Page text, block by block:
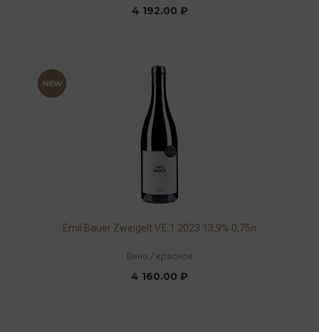
4 192.00 ₽
Emil Bauer Zweigelt V.E.1 2023 13,9% 0,75л
Вино / красное
4 160.00 ₽